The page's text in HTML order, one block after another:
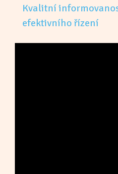
Kvalitní
efektivního řízení